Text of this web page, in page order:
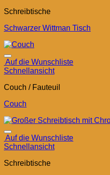
Schreibtische
Schwarzer Wittman Tisch
Auf die Wunschliste
Schnellansicht
Couch / Fauteuil
Couch
Auf die Wunschliste
Schnellansicht
Schreibtische